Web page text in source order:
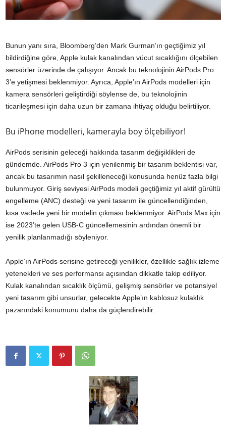
Bunun yanı sıra, Bloomberg’den Mark Gurman’ın geçtiğimiz yıl
bildirdiğine göre, Apple kulak kanalından vücut sıcaklığını ölçebilen
sensörler üzerinde de çalışıyor. Ancak bu teknolojinin AirPods Pro
3’e yetişmesi beklenmiyor. Ayrıca, Apple’ın AirPods modelleri için
kamera sensörleri geliştirdiği söylense de, bu teknolojinin
ticarileşmesi için daha uzun bir zamana ihtiyaç olduğu belirtiliyor.
Bu iPhone modelleri, kamerayla boy ölçebiliyor!
AirPods serisinin geleceği hakkında tasarım değişiklikleri de
gündemde. AirPods Pro 3 için yenilenmiş bir tasarım beklentisi var,
ancak bu tasarımın nasıl şekilleneceği konusunda henüz fazla bilgi
bulunmuyor. Giriş seviyesi AirPods modeli geçtiğimiz yıl aktif gürültü
engelleme (ANC) desteği ve yeni tasarım ile güncellendiğinden,
kısa vadede yeni bir modelin çıkması beklenmiyor. AirPods Max için
ise 2023’te gelen USB-C güncellemesinin ardından önemli bir
yenilik planlanmadığı söyleniyor.
Apple’ın AirPods serisine getireceği yenilikler, özellikle sağlık izleme
yetenekleri ve ses performansı açısından dikkatle takip ediliyor.
Kulak kanalından sıcaklık ölçümü, gelişmiş sensörler ve potansiyel
yeni tasarım gibi unsurlar, gelecekte Apple’ın kablosuz kulaklık
pazarındaki konumunu daha da güçlendirebilir.